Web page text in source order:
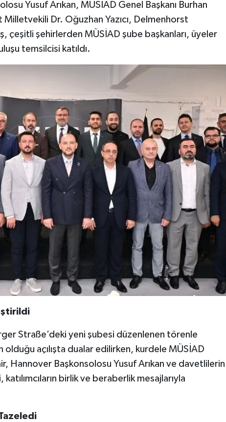
Yusuf Arıkan, MÜSİAD Genel Başkanı Burhan
Dr. Oğuzhan Yazıcı, Delmenhorst
çeşitli şehirlerden MÜSİAD şube başkanları, üyeler
temsilcisi katıldı.
Straße’deki yeni şubesi düzenlenen törenle
olduğu açılışta dualar edilirken, kurdele MÜSİAD
Hannover Başkonsolosu Yusuf Arıkan ve davetlilerin
katılımcıların birlik ve beraberlik mesajlarıyla